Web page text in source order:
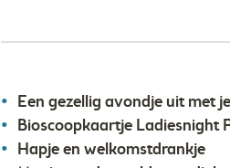
Een gezellig avondje uit met
Bioscoopkaartje Ladiesnight
Hapje en welkomstdrankje